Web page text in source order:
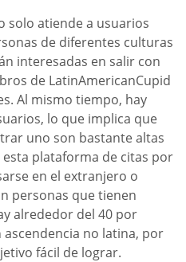
solo atiende a usuarios
de diferentes culturas
interesadas en salir con
de LatinAmericanCupid
Al mismo tiempo, hay
lo que implica que
uno son bastante altas
plataforma de citas por
en el extranjero o
personas que tienen
alrededor del 40 por
no latina, por
fácil de lograr.